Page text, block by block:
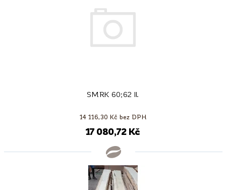
SMRK 60;62 II.
14 116,30 Kč bez DPH
17 080,72 Kč